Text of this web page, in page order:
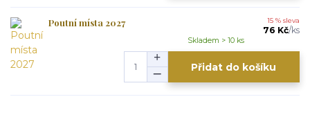
Poutní místa 2027 15 % sleva
76 Kč/ks
Skladem > 10 ks
Přidat do košíku